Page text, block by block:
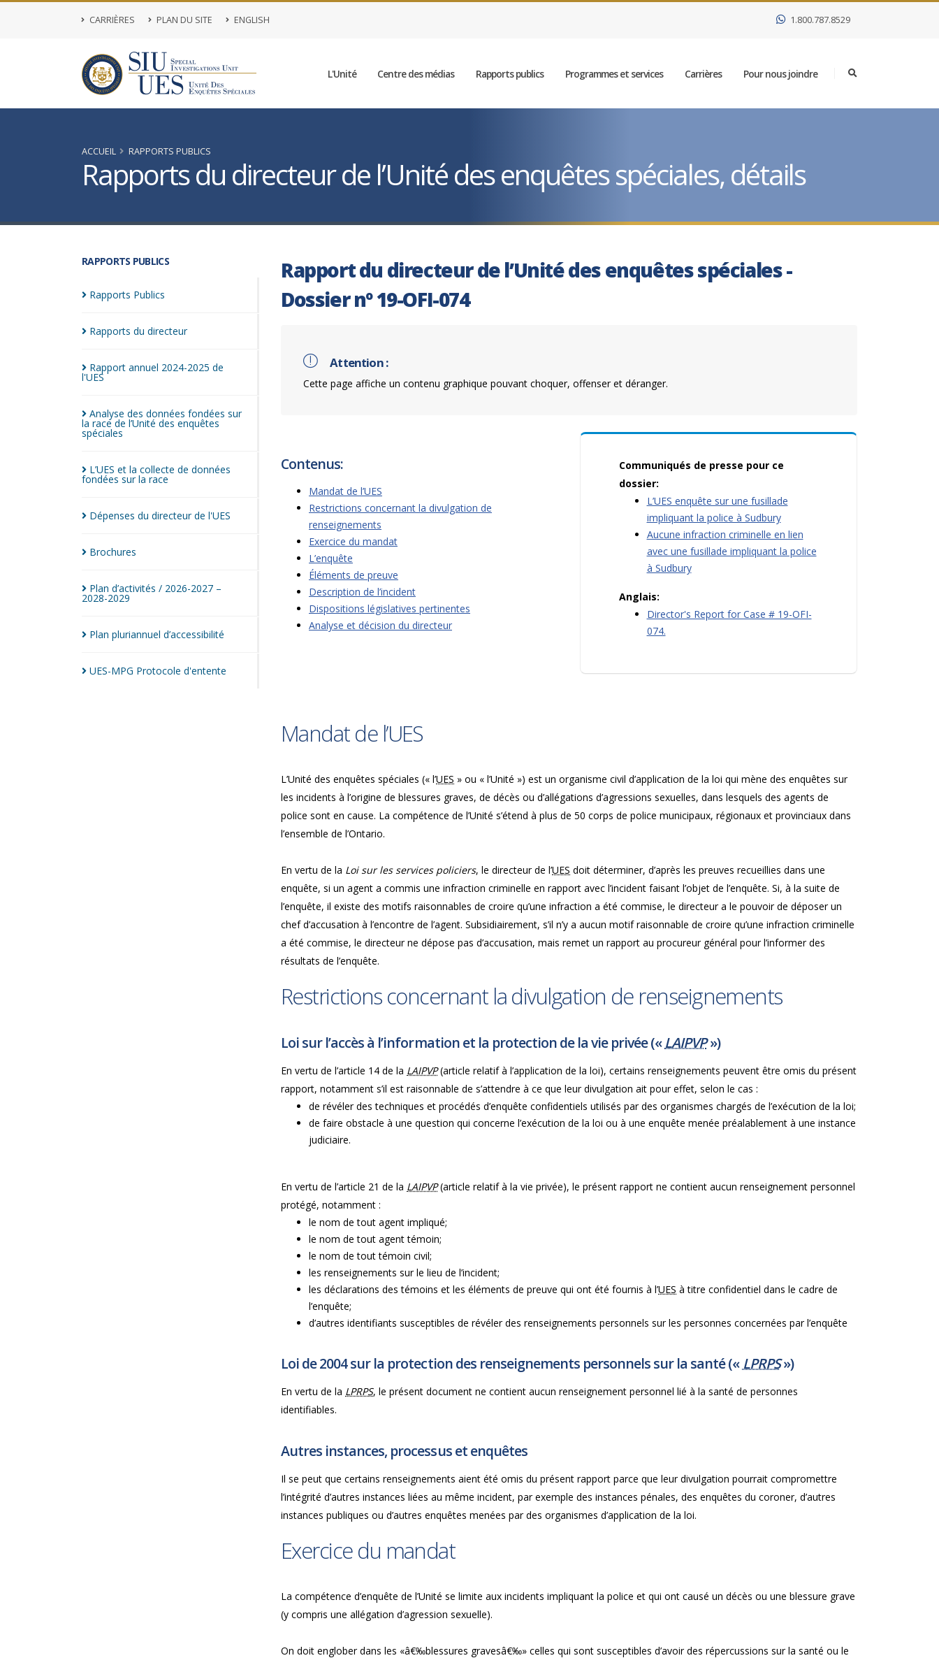
CARRIÈRES PLAN DU SITE ENGLISH 1.800.787.8529
L'Unité Centre des médias Rapports publics Programmes et services Carrières Pour nous joindre
ACCUEIL RAPPORTS PUBLICS
Rapports du directeur de l’Unité des enquêtes spéciales, détails
RAPPORTS PUBLICS
Rapports Publics
Rapports du directeur
Rapport annuel 2024-2025 de
l'UES
Analyse des données fondées sur
la race de l’Unité des enquêtes
spéciales
L’UES et la collecte de données
fondées sur la race
Dépenses du directeur de l'UES
Brochures
Plan d’activités / 2026-2027 –
2028-2029
Plan pluriannuel d’accessibilité
UES-MPG Protocole d'entente
Rapport du directeur de l’Unité des enquêtes spéciales -
Dossier nº 19-OFI-074
Attention :
Cette page affiche un contenu graphique pouvant choquer, offenser et déranger.
Contenus:
Mandat de l’UES
Restrictions concernant la divulgation de
renseignements
Exercice du mandat
L’enquête
Éléments de preuve
Description de l’incident
Dispositions législatives pertinentes
Analyse et décision du directeur
Communiqués de presse pour ce
dossier:
L’UES enquête sur une fusillade
impliquant la police à Sudbury
Aucune infraction criminelle en lien
avec une fusillade impliquant la police
à Sudbury
Anglais:
Director's Report for Case # 19-OFI-
074.
Mandat de l’UES
L’Unité des enquêtes spéciales (« l’UES » ou « l’Unité ») est un organisme civil d’application de la loi qui mène des enquêtes sur
les incidents à l’origine de blessures graves, de décès ou d’allégations d’agressions sexuelles, dans lesquels des agents de
police sont en cause. La compétence de l’Unité s’étend à plus de 50 corps de police municipaux, régionaux et provinciaux dans
l’ensemble de l’Ontario.
En vertu de la Loi sur les services policiers, le directeur de l’UES doit déterminer, d’après les preuves recueillies dans une
enquête, si un agent a commis une infraction criminelle en rapport avec l’incident faisant l’objet de l’enquête. Si, à la suite de
l’enquête, il existe des motifs raisonnables de croire qu’une infraction a été commise, le directeur a le pouvoir de déposer un
chef d’accusation à l’encontre de l’agent. Subsidiairement, s’il n’y a aucun motif raisonnable de croire qu’une infraction criminelle
a été commise, le directeur ne dépose pas d’accusation, mais remet un rapport au procureur général pour l’informer des
résultats de l’enquête.
Restrictions concernant la divulgation de renseignements
Loi sur l’accès à l’information et la protection de la vie privée («LAIPVP»)
En vertu de l’article 14 de la LAIPVP(article relatif à l’application de la loi), certains renseignements peuvent être omis du présent
rapport, notamment s’il est raisonnable de s’attendre à ce que leur divulgation ait pour effet, selon le cas :
de révéler des techniques et procédés d’enquête confidentiels utilisés par des organismes chargés de l’exécution de la loi;
de faire obstacle à une question qui concerne l’exécution de la loi ou à une enquête menée préalablement à une instance
judiciaire.
En vertu de l’article 21 de la LAIPVP(article relatif à la vie privée), le présent rapport ne contient aucun renseignement personnel
protégé, notamment :
le nom de tout agent impliqué;
le nom de tout agent témoin;
le nom de tout témoin civil;
les renseignements sur le lieu de l’incident;
les déclarations des témoins et les éléments de preuve qui ont été fournis à l’UES à titre confidentiel dans le cadre de
l’enquête;
d’autres identifiants susceptibles de révéler des renseignements personnels sur les personnes concernées par l’enquête
Loi de 2004 sur la protection des renseignements personnels sur la santé (« LPRPS»)
En vertu de la LPRPS, le présent document ne contient aucun renseignement personnel lié à la santé de personnes
identifiables.
Autres instances, processus et enquêtes
Il se peut que certains renseignements aient été omis du présent rapport parce que leur divulgation pourrait compromettre
l’intégrité d’autres instances liées au même incident, par exemple des instances pénales, des enquêtes du coroner, d’autres
instances publiques ou d’autres enquêtes menées par des organismes d’application de la loi.
Exercice du mandat
La compétence d’enquête de l’Unité se limite aux incidents impliquant la police et qui ont causé un décès ou une blessure grave
(y compris une allégation d’agression sexuelle).
On doit englober dans les «â€‰blessures gravesâ€‰» celles qui sont susceptibles d’avoir des répercussions sur la santé ou le